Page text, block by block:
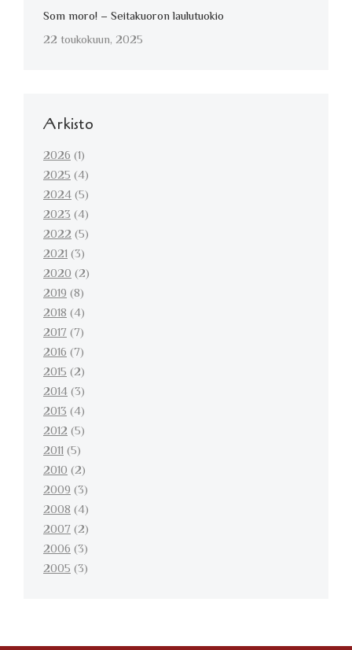
Som moro! – Seitakuoron laulutuokio
22 toukokuun, 2025
Arkisto
2026(1)
2025(4)
2024(5)
2023(4)
2022(5)
2021(3)
2020(2)
2019(8)
2018(4)
2017(7)
2016(7)
2015(2)
2014(3)
2013(4)
2012(5)
2011(5)
2010(2)
2009(3)
2008(4)
2007(2)
2006(3)
2005(3)